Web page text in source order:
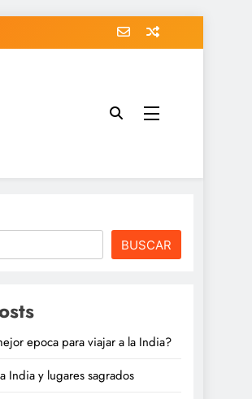
BUSCAR
epoca para viajar a la India?
India y lugares sagrados